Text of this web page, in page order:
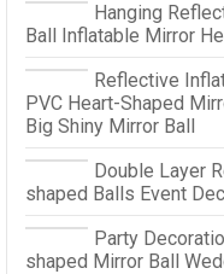
Hanging
Ball Inflatable Mirror
Reflective
PVC Heart-Shaped
Big Shiny Mirror Ball
Double Layer
shaped Balls Event
Party
shaped Mirror Ball